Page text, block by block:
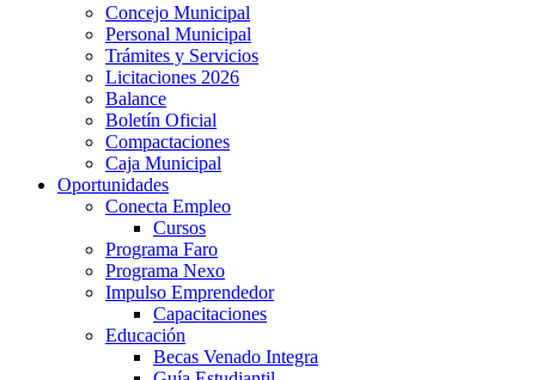
Concejo Municipal
Personal Municipal
Trámites y Servicios
Licitaciones 2026
Balance
Boletín Oficial
Compactaciones
Caja Municipal
Oportunidades
Conecta Empleo
Cursos
Programa Faro
Programa Nexo
Impulso Emprendedor
Capacitaciones
Educación
Becas Venado Integra